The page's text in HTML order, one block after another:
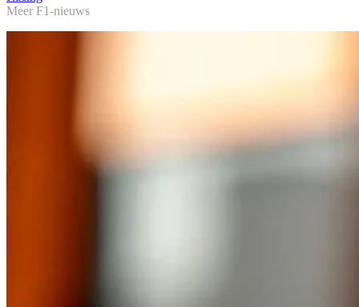
Meer F1-nieuws